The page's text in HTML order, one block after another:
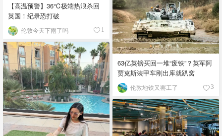
【高温预警】36℃极端热浪杀回
英国！纪录恐打破
伦敦今天下雨了吗 1
63亿英镑买回一堆“废铁”？英军阿
贾克斯装甲车刚出库就趴窝
伦敦地铁又罢工了 3